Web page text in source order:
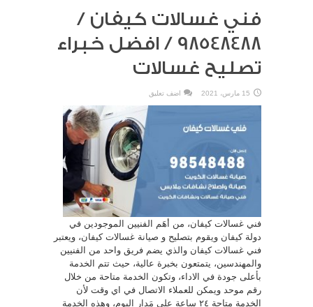
فني غسالات كيفان /
98548488 / افضل خبراء
تصليح غسالات
15 مارس، 2021 اضف تعليق
فني غسالات كيفان، من أهَم الفنيين الموجودين في
دولة كيفان ويقوم بتصليح و صيانة غسالات كيفان، ويعتبر
فني غسالات كيفان والذي يضم فريق واحد من الفنيين
والمهندسين، يتمتعون بخبرة عالية، حيث تتم الخدمة
بأعلى جودة في الاداء، وتكون الخدمة متاحة من خلال
رقم موحد ويمكن للعملاء الاتصال في اي وقت لأن
الخدمة متاحة ٢٤ ساعة علي مَدار اليوم، وهذه الخدمة